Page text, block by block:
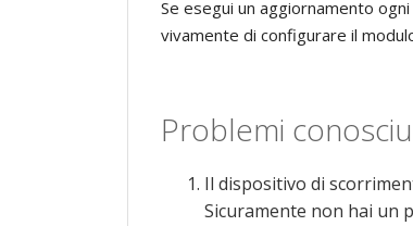
Se esegui un aggiornamento
vivamente di configurare il
Problemi
Il dispositivo di
Sicuramente non hai un